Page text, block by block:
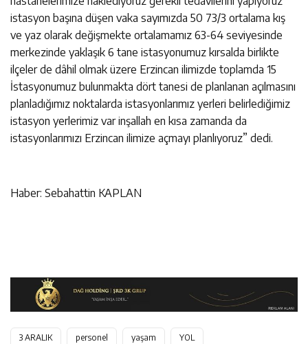
istasyon başına düşen vaka sayımızda 50 73/3 ortalama kış
ve yaz olarak değişmekte ortalamamız 63-64 seviyesinde
merkezinde yaklaşık 6 tane istasyonumuz kırsalda birlikte
ilçeler de dâhil olmak üzere Erzincan ilimizde toplamda 15
İstasyonumuz bulunmakta dört tanesi de planlanan açılmasını
planladığımız noktalarda istasyonlarımız yerleri belirlediğimiz
istasyon yerlerimiz var inşallah en kısa zamanda da
istasyonlarımızı Erzincan ilimize açmayı planlıyoruz” dedi.
Haber: Sebahattin KAPLAN
3 ARALIK personel yaşam YOL